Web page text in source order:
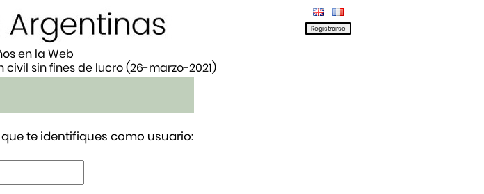
en la Web
sin fines de lucro (26-marzo-2021)
te identifiques como usuario: